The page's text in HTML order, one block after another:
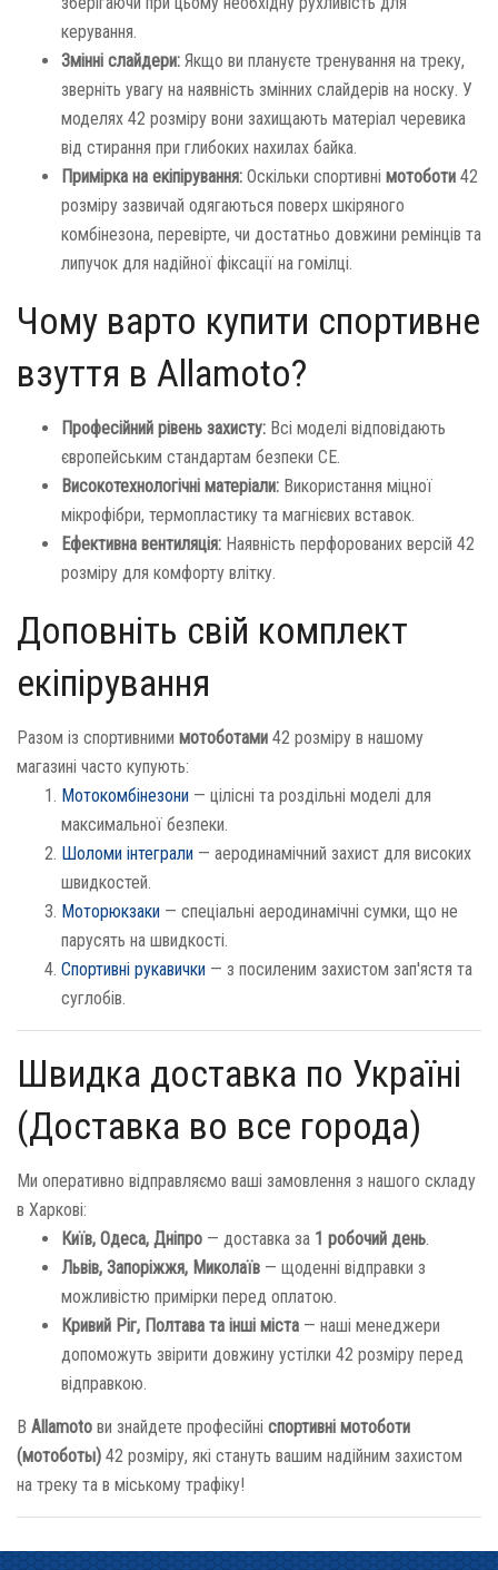
керування.
Змінні слайдери: Якщо ви плануєте тренування на треку,
зверніть увагу на наявність змінних слайдерів на носку. У
моделях 42 розміру вони захищають матеріал черевика
від стирання при глибоких нахилах байка.
Примірка на екіпірування: Оскільки спортивні мотоботи 42
розміру зазвичай одягаються поверх шкіряного
комбінезона, перевірте, чи достатньо довжини ремінців та
липучок для надійної фіксації на гомілці.
Чому варто купити спортивне
взуття в Allamoto?
Професійний рівень захисту: Всі моделі відповідають
європейським стандартам безпеки CE.
Високотехнологічні матеріали: Використання міцної
мікрофібри, термопластику та магнієвих вставок.
Ефективна вентиляція: Наявність перфорованих версій 42
розміру для комфорту влітку.
Доповніть свій комплект
екіпірування
Разом із спортивними мотоботами 42 розміру в нашому
магазині часто купують:
Мотокомбінезони — цілісні та роздільні моделі для
максимальної безпеки.
Шоломи інтеграли — аеродинамічний захист для високих
швидкостей.
Моторюкзаки — спеціальні аеродинамічні сумки, що не
парусять на швидкості.
Спортивні рукавички — з посиленим захистом зап'ястя та
суглобів.
Швидка доставка по Україні
(Доставка во все города)
Ми оперативно відправляємо ваші замовлення з нашого складу
в Харкові:
Київ, Одеса, Дніпро — доставка за 1 робочий день.
Львів, Запоріжжя, Миколаїв — щоденні відправки з
можливістю примірки перед оплатою.
Кривий Ріг, Полтава та інші міста — наші менеджери
допоможуть звірити довжину устілки 42 розміру перед
відправкою.
В Allamoto ви знайдете професійні спортивні мотоботи
(мотоботы) 42 розміру, які стануть вашим надійним захистом
на треку та в міському трафіку!